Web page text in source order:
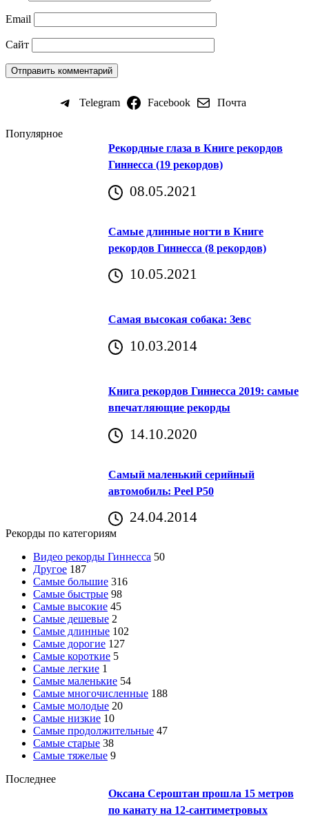
Email
Сайт
Telegram Facebook Почта
Популярное
Рекордные глаза в Книге рекордов
Гиннесса (19 рекордов)
08.05.2021
Самые длинные ногти в Книге
рекордов Гиннесса (8 рекордов)
10.05.2021
Самая высокая собака: Зевс
10.03.2014
Книга рекордов Гиннесса 2019: самые
впечатляющие рекорды
14.10.2020
Самый маленький серийный
автомобиль: Peel P50
24.04.2014
Рекорды по категориям
Видео рекорды Гиннесса 50
Другое 187
Самые большие 316
Самые быстрые 98
Самые высокие 45
Самые дешевые 2
Самые длинные 102
Самые дорогие 127
Самые короткие 5
Самые легкие 1
Самые маленькие 54
Самые многочисленные 188
Самые молодые 20
Самые низкие 10
Самые продолжительные 47
Самые старые 38
Самые тяжелые 9
Последнее
Оксана Сероштан прошла 15 метров
по канату на 12-сантиметровых